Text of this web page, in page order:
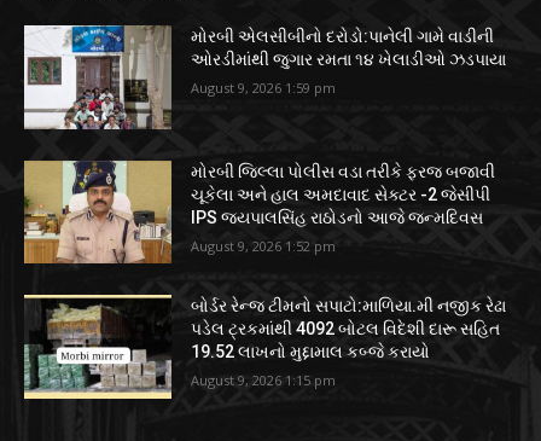
મોરબી એલસીબીનો દરોડો:પાનેલી ગામે વાડીની
ઓરડીમાંથી જુગાર રમતા ૧૪ ખેલાડીઓ ઝડપાયા
August 9, 2026 1:59 pm
મોરબી જિલ્લા પોલીસ વડા તરીકે ફરજ બજાવી
ચૂકેલા અને હાલ અમદાવાદ સેક્ટર -2 જેસીપી
IPS જયપાલસિંહ રાઠોડનો આજે જન્મદિવસ
August 9, 2026 1:52 pm
બોર્ડર રેન્જ ટીમનો સપાટો:માળિયા.મી નજીક રેઢા
પડેલ ટ્રકમાંથી 4092 બોટલ વિદેશી દારૂ સહિત
19.52 લાખનો મુદ્દામાલ કબ્જે કરાયો
August 9, 2026 1:15 pm